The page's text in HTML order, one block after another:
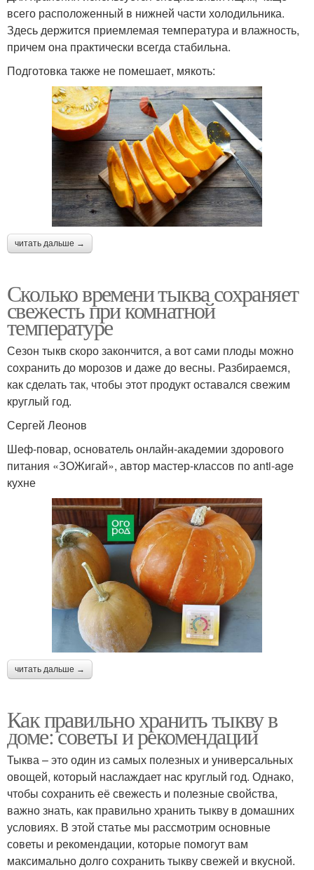
всего расположенный в нижней части холодильника.
Здесь держится приемлемая температура и влажность,
причем она практически всегда стабильна.
Подготовка также не помешает, мякоть:
читать дальше →
Сколько времени тыква сохраняет
свежесть при комнатной
температуре
Сезон тыкв скоро закончится, а вот сами плоды можно
сохранить до морозов и даже до весны. Разбираемся,
как сделать так, чтобы этот продукт оставался свежим
круглый год.
Сергей Леонов
Шеф-повар, основатель онлайн-академии здорового
питания «ЗОЖигай», автор мастер-классов по anti-age
кухне
читать дальше →
Как правильно хранить тыкву в
доме: советы и рекомендации
Тыква – это один из самых полезных и универсальных
овощей, который наслаждает нас круглый год. Однако,
чтобы сохранить её свежесть и полезные свойства,
важно знать, как правильно хранить тыкву в домашних
условиях. В этой статье мы рассмотрим основные
советы и рекомендации, которые помогут вам
максимально долго сохранить тыкву свежей и вкусной.